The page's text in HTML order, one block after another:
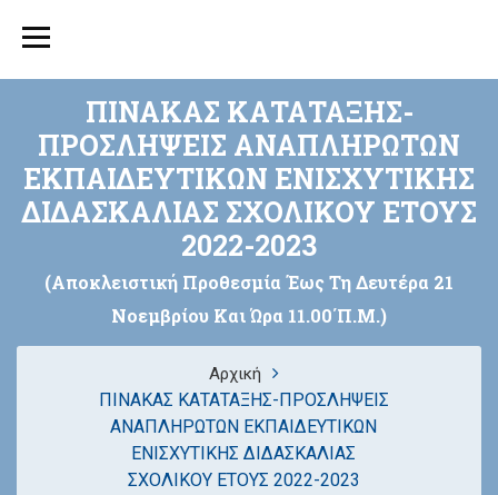
ΠΙΝΑΚΑΣ ΚΑΤΑΤΑΞΗΣ-
ΠΡΟΣΛΗΨΕΙΣ ΑΝΑΠΛΗΡΩΤΩΝ
ΕΚΠΑΙΔΕΥΤΙΚΩΝ ΕΝΙΣΧΥΤΙΚΗΣ
ΔΙΔΑΣΚΑΛΙΑΣ ΣΧΟΛΙΚΟΥ ΕΤΟΥΣ
2022-2023
(αποκλειστική Προθεσμία Έως Τη Δευτέρα 21
Νοεμβρίου Και Ώρα 11.00΄π.μ.)
Αρχική
ΠΙΝΑΚΑΣ ΚΑΤΑΤΑΞΗΣ-ΠΡΟΣΛΗΨΕΙΣ
ΑΝΑΠΛΗΡΩΤΩΝ ΕΚΠΑΙΔΕΥΤΙΚΩΝ
ΕΝΙΣΧΥΤΙΚΗΣ ΔΙΔΑΣΚΑΛΙΑΣ
ΣΧΟΛΙΚΟΥ ΕΤΟΥΣ 2022-2023